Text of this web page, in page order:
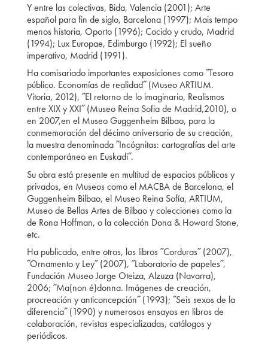
Y entre las colectivas, Bida, Valencia (2001); Arte
español para fin de siglo, Barcelona (1997); Mais tempo
menos historia, Oporto (1996); Cocido y crudo, Madrid
(1994); Lux Europae, Edimburgo (1992); El sueño
imperativo, Madrid (1991).
Ha comisariado importantes exposiciones como ˝Tesoro
público. Economías de realidad˝ (Museo ARTIUM.
Vitoria, 2012), ˝El retorno de lo imaginario, Realismos
entre XIX y XXI˝ (Museo Reina Sofia de Madrid,2010), o
en 2007,en el Museo Guggenheim Bilbao, para la
conmemoración del décimo aniversario de su creación,
la muestra denominada ˝Incógnitas: cartografías del arte
contemporáneo en Euskadi˝.
Su obra está presente en multitud de espacios públicos y
privados, en Museos como el MACBA de Barcelona, el
Guggenheim Bilbao, el Museo Reina Sofía, ARTIUM,
Museo de Bellas Artes de Bilbao y colecciones como la
de Rona Hoffman, o la colección Dona & Howard Stone,
etc.
Ha publicado, entre otros, los libros ˝Corduras˝ (2007),
˝Ornamento y Ley˝ (2007), ˝Laboratorio de papeles˝,
Fundación Museo Jorge Oteiza, Alzuza (Navarra),
2006; ˝Ma(non é)donna. Imágenes de creación,
procreación y anticoncepción˝ (1993); ˝Seis sexos de la
diferencia˝ (1990) y numerosos ensayos en libros de
colaboración, revistas especializadas, catálogos y
periódicos.